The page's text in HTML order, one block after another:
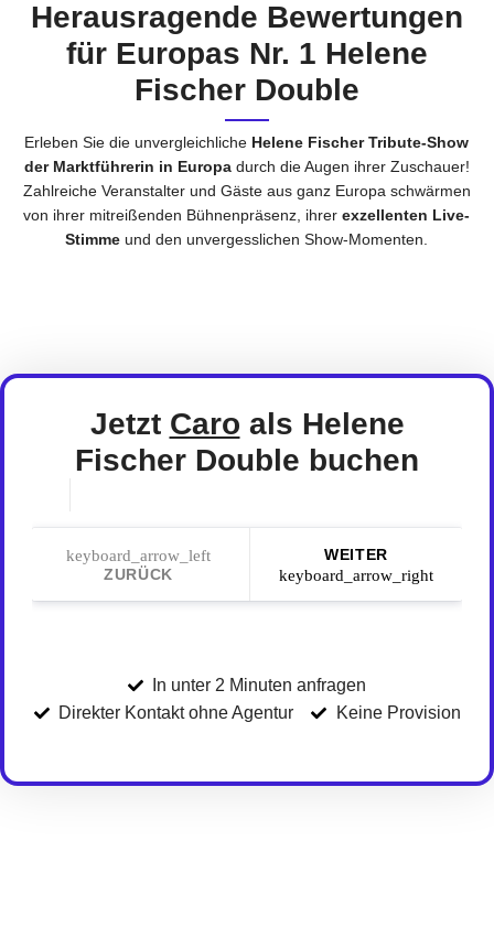
Herausragende Bewertungen
für Europas Nr. 1 Helene
Fischer Double
Erleben Sie die unvergleichliche Helene Fischer Tribute-Show
der Marktführerin in Europadurch die Augen ihrer Zuschauer!
Zahlreiche Veranstalter und Gäste aus ganz Europa schwärmen
von ihrer mitreißenden Bühnenpräsenz, ihrerexzellenten Live-
Stimme und den unvergesslichen Show-Momenten.
Jetzt Caro als Helene
Fischer Double buchen
keyboard_arrow_left
ZURÜCK
WEITER
keyboard_arrow_right
In unter 2 Minuten anfragen
Direkter Kontakt ohne Agentur
Keine Provision